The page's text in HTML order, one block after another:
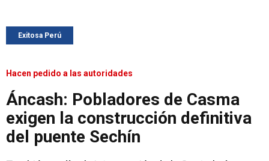
Exitosa Perú
Hacen pedido a las autoridades
Áncash: Pobladores de Casma
exigen la construcción definitiva
del puente Sechín